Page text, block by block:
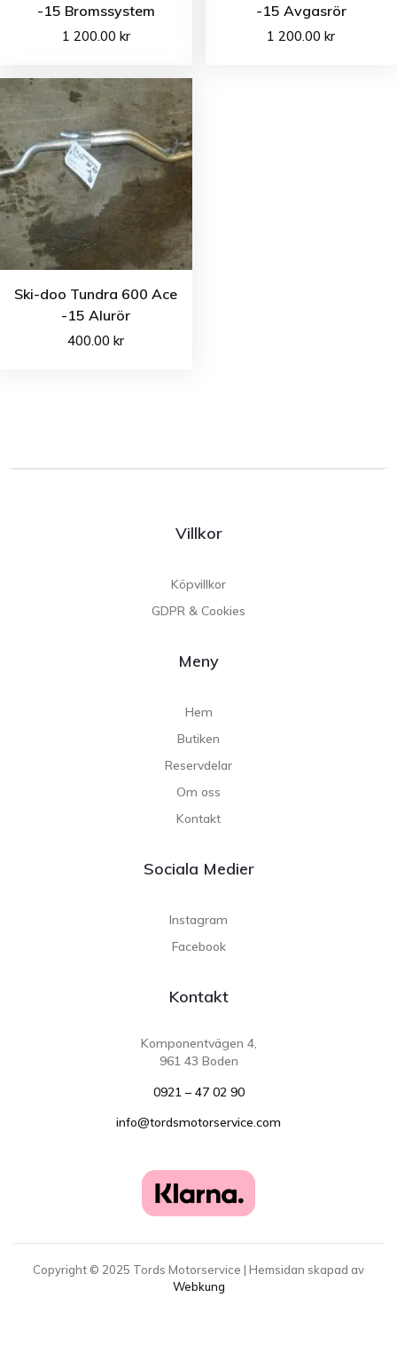
-15 Bromssystem
1 200.00 kr
-15 Avgasrör
1 200.00kr
Ski-doo Tundra 600 Ace
-15 Alurör
400.00kr
Villkor
Köpvillkor
GDPR & Cookies
Meny
Hem
Butiken
Reservdelar
Om oss
Kontakt
Sociala Medier
Instagram
Facebook
Kontakt
Komponentvägen 4,
961 43 Boden
0921 – 47 02 90
info@tordsmotorservice.com
Copyright © 2025 Tords Motorservice | Hemsidan skapad av
Webkung